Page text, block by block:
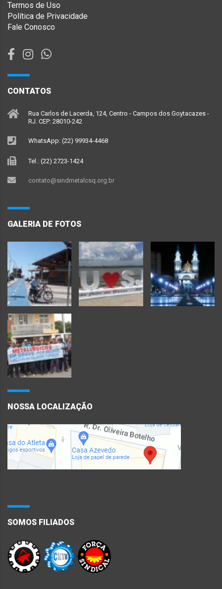
Termos de Uso
Política de Privacidade
Fale Conosco
CONTATOS
Rua Carlos de Lacerda, 124, Centro - Campos dos Goytacazes -
RJ. CEP: 28010-242
WhatsApp: (22) 99934-4468
Tel.: (22) 2723-1424
contato@sindmetalcsq.org.br
GALERIA DE FOTOS
NOSSA LOCALIZAÇÃO
SOMOS FILIADOS